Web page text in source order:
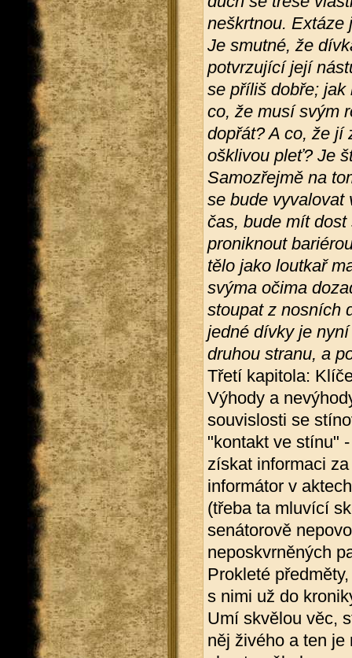
neškrtnou. Extáze
Je smutné, že
potvrzující její
se příliš dobře; jak
co, že musí svým
dopřát? A co, že jí
ošklivou pleť? Je
Samozřejmě na
se bude vyvalovat
čas, bude mít
proniknout
tělo jako loutkař
svýma očima
stoupat z nosních
jedné dívky je
druhou stranu, a
Třetí kapitola:
Výhody a
souvislosti se
"kontakt ve stínu"
získat informaci
informátor v
(třeba ta mluvící
senátorově
neposkvrněných
Prokleté
s nimi už do
Umí skvělou věc,
něj živého a ten